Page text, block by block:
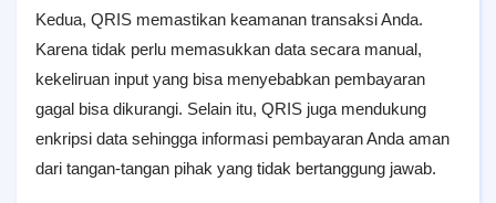
Kedua, QRIS memastikan keamanan transaksi Anda.
Karena tidak perlu memasukkan data secara manual,
kekeliruan input yang bisa menyebabkan pembayaran
gagal bisa dikurangi. Selain itu, QRIS juga mendukung
enkripsi data sehingga informasi pembayaran Anda aman
dari tangan-tangan pihak yang tidak bertanggung jawab.